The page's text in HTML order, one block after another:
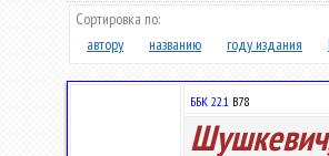
Сортировка по:
автору
названию году издания
ББК 22.1 В78